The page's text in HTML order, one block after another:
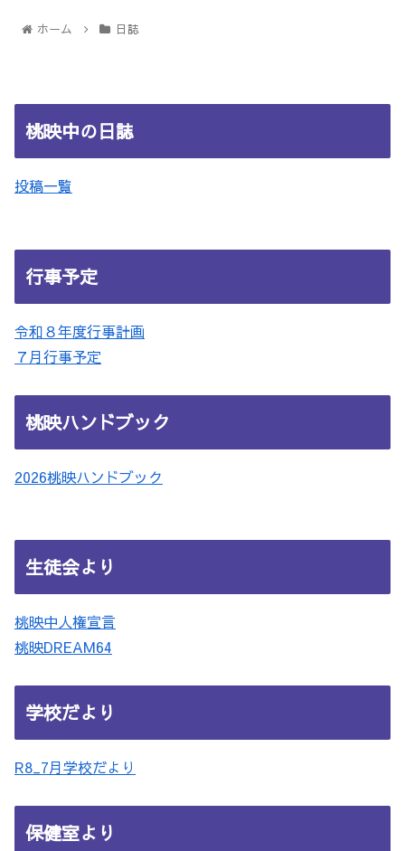
ホーム 日誌
桃映中の日誌
投稿一覧
行事予定
令和８年度行事計画
７月行事予定
桃映ハンドブック
2026桃映ハンドブック
生徒会より
桃映中人権宣言
桃映DREAM64
学校だより
R8_7月学校だより
保健室より